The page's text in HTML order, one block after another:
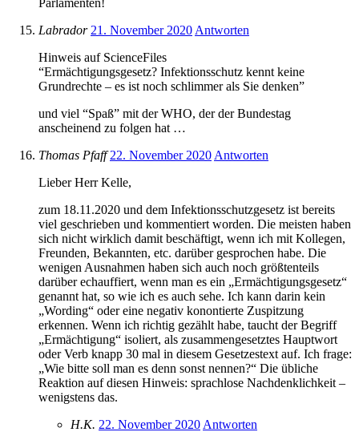
Labrador 21. November 2020 Antworten
Hinweis auf ScienceFiles
“Ermächtigungsgesetz? Infektionsschutz kennt keine
Grundrechte – es ist noch schlimmer als Sie denken”
und viel “Spaß” mit der WHO, der der Bundestag
anscheinend zu folgen hat …
Thomas Pfaff 22. November 2020 Antworten
Lieber Herr Kelle,
zum 18.11.2020 und dem Infektionsschutzgesetz ist bereits
viel geschrieben und kommentiert worden. Die meisten haben
sich nicht wirklich damit beschäftigt, wenn ich mit Kollegen,
Freunden, Bekannten, etc. darüber gesprochen habe. Die
wenigen Ausnahmen haben sich auch noch größtenteils
darüber echauffiert, wenn man es ein „Ermächtigungsgesetz“
genannt hat, so wie ich es auch sehe. Ich kann darin kein
„Wording“ oder eine negativ konontierte Zuspitzung
erkennen. Wenn ich richtig gezählt habe, taucht der Begriff
„Ermächtigung“ isoliert, als zusammengesetztes Hauptwort
oder Verb knapp 30 mal in diesem Gesetzestext auf. Ich frage:
„Wie bitte soll man es denn sonst nennen?“ Die übliche
Reaktion auf diesen Hinweis: sprachlose Nachdenklichkeit –
wenigstens das.
H.K. 22. November 2020 Antworten